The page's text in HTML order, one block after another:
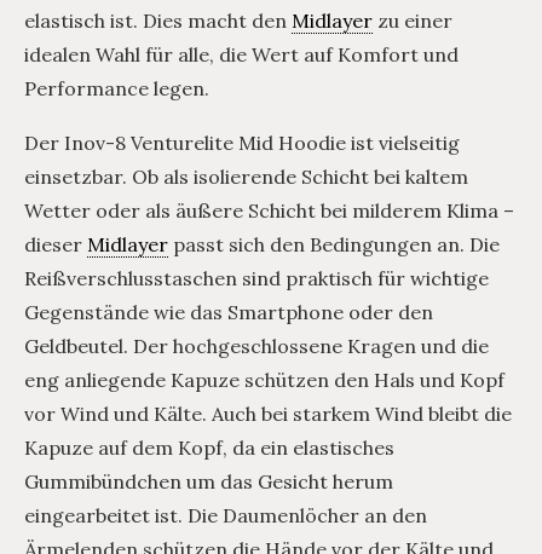
elastisch ist. Dies macht den Midlayer zu einer
idealen Wahl für alle, die Wert auf Komfort und
Performance legen.
Der Inov-8 Venturelite Mid Hoodie ist vielseitig
einsetzbar. Ob als isolierende Schicht bei kaltem
Wetter oder als äußere Schicht bei milderem Klima –
dieser Midlayer passt sich den Bedingungen an. Die
Reißverschlusstaschen sind praktisch für wichtige
Gegenstände wie das Smartphone oder den
Geldbeutel. Der hochgeschlossene Kragen und die
eng anliegende Kapuze schützen den Hals und Kopf
vor Wind und Kälte. Auch bei starkem Wind bleibt die
Kapuze auf dem Kopf, da ein elastisches
Gummibündchen um das Gesicht herum
eingearbeitet ist. Die Daumenlöcher an den
Ärmelenden schützen die Hände vor der Kälte und